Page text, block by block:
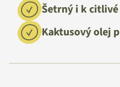
Šetrný i k
Kaktusový olej